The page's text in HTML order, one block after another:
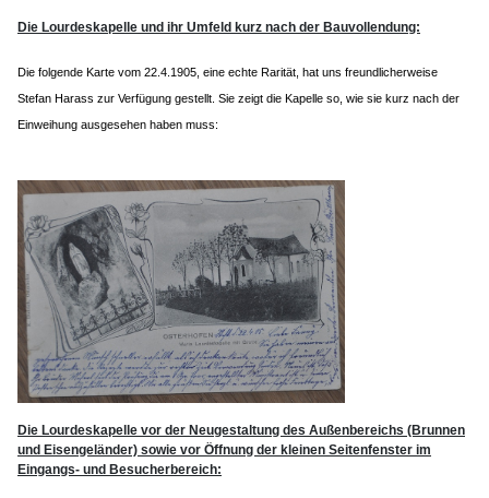
Die Lourdeskapelle und ihr Umfeld kurz nach der Bauvollendung:
Die folgende Karte vom 22.4.1905, eine echte Rarität, hat uns freundlicherweise
Stefan Harass zur Verfügung gestellt. Sie zeigt die Kapelle so, wie sie kurz nach der
Einweihung ausgesehen haben muss:
Die Lourdeskapelle vor der Neugestaltung des Außenbereichs (Brunnen
und Eisengeländer) sowie vor Öffnung der kleinen Seitenfenster im
Eingangs- und Besucherbereich: